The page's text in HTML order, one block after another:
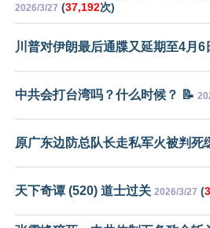
2026/3/27 (37,192次)
川普对伊朗最后通牒又延期至4月6
中共会打台湾吗？什么时候？ 📝
原广东边防总队长走私军火被判死
天下奇谭 (520) 道士过关 2026/3/27 (